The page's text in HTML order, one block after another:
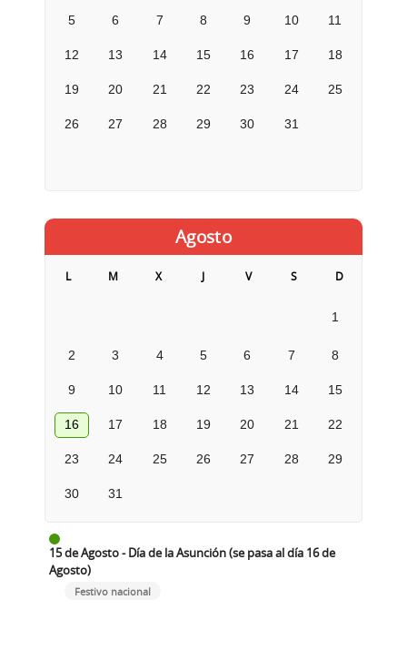
5 6 7 8 9 10 11
12 13 14 15 16 17 18
19 20 21 22 23 24 25
26 27 28 29 30 31
Agosto
L M X J V S D
1
2 3 4 5 6 7 8
9 10 11 12 13 14 15
16 17 18 19 20 21 22
23 24 25 26 27 28 29
30 31
15 de Agosto - Día de la Asunción (se pasa al día 16 de
Agosto)
Festivo nacional